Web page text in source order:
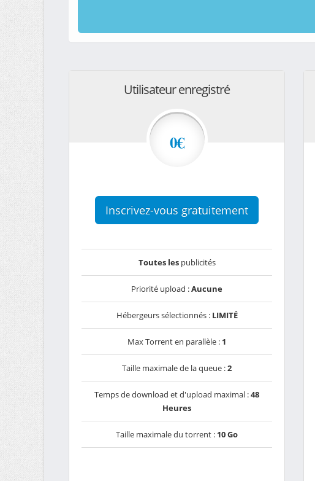
Utilisateur enregistré
0€
Inscrivez-vous gratuitement
Toutes lespublicités
Priorité upload :Aucune
Hébergeurs sélectionnés : LIMITÉ
Max Torrent en parallèle : 1
Taille maximale de la queue :2
Temps de download et d'upload maximal :48
Heures
Taille maximale du torrent : 10 Go